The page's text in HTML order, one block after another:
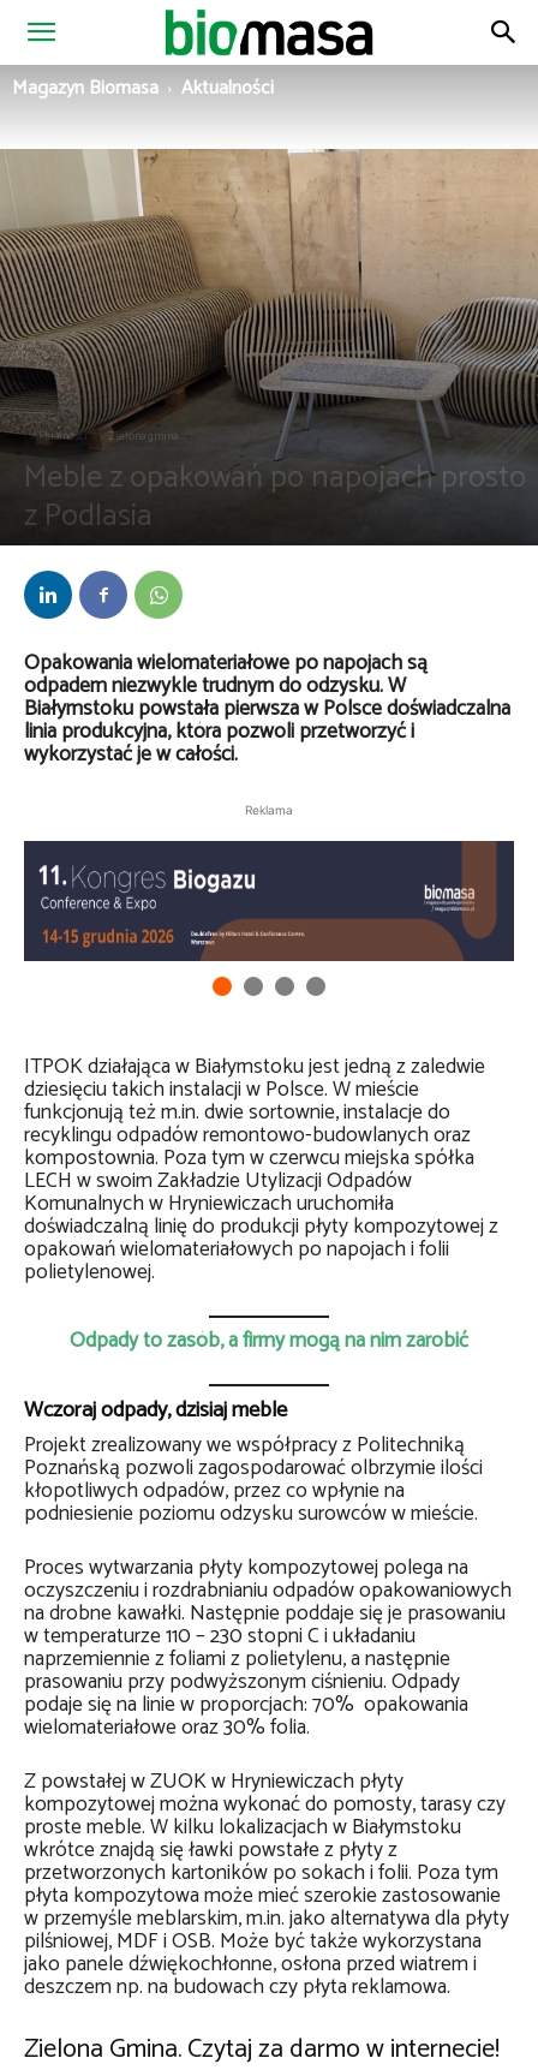
Magazyn
Magazyn Biomasa Aktualności
Aktualności Zielona gmina
Meble z opakowań po napojach prosto
z Podlasia
Przez Anna Lenartowska-
Opakowania wielomateriałowe po napojach są
odpadem niezwykle trudnym do odzysku. W
Białymstoku powstała pierwsza w Polsce doświadczalna
linia produkcyjna, która pozwoli przetworzyć i
wykorzystać je w całości.
Reklama
ITPOK działająca w Białymstoku jest jedną z zaledwie
dziesięciu takich instalacji w Polsce. W mieście
funkcjonują też m.in. dwie sortownie, instalacje do
recyklingu odpadów remontowo-budowlanych oraz
kompostownia. Poza tym w czerwcu miejska spółka
LECH w swoim Zakładzie Utylizacji Odpadów
Komunalnych w Hryniewiczach uruchomiła
doświadczalną linię do produkcji płyty kompozytowej z
opakowań wielomateriałowych po napojach i folii
polietylenowej.
Odpady to zasób, a firmy mogą na nim zarobić
Wczoraj odpady, dzisiaj meble
Projekt zrealizowany we współpracy z Politechniką
Poznańską pozwoli zagospodarować olbrzymie ilości
kłopotliwych odpadów, przez co wpłynie na
podniesienie poziomu odzysku surowców w mieście.
Proces wytwarzania płyty kompozytowej polega na
oczyszczeniu i rozdrabnianiu odpadów opakowaniowych
na drobne kawałki. Następnie poddaje się je prasowaniu
w temperaturze 110 – 230 stopni C i układaniu
naprzemiennie z foliami z polietylenu, a następnie
prasowaniu przy podwyższonym ciśnieniu. Odpady
podaje się na linie w proporcjach: 70% opakowania
wielomateriałowe oraz 30% folia.
Z powstałej w ZUOK w Hryniewiczach płyty
kompozytowej można wykonać do pomosty, tarasy czy
proste meble. W kilku lokalizacjach w Białymstoku
wkrótce znajdą się ławki powstałe z płyty z
przetworzonych kartoników po sokach i folii. Poza tym
płyta kompozytowa może mieć szerokie zastosowanie
w przemyśle meblarskim, m.in. jako alternatywa dla płyty
pilśniowej, MDF i OSB. Może być także wykorzystana
jako panele dźwiękochłonne, osłona przed wiatrem i
deszczem np. na budowach czy płyta reklamowa.
Zielona Gmina. Czytaj za darmo w internecie!